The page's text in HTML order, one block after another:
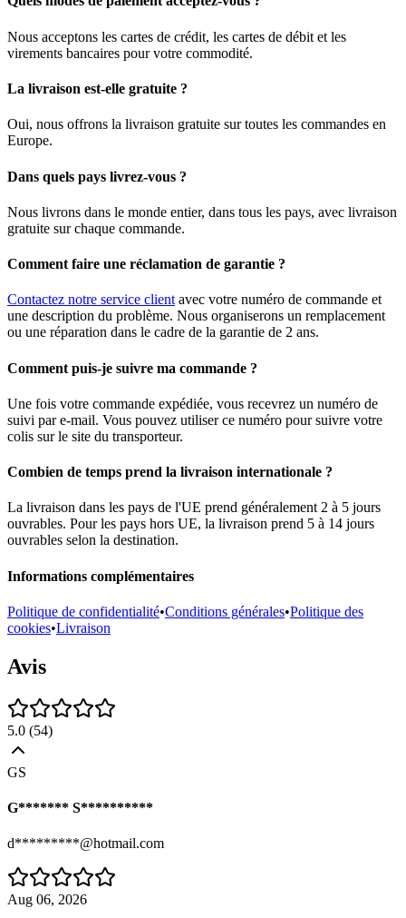
Nous acceptons les cartes de crédit, les cartes de débit et les
virements bancaires pour votre commodité.
La livraison est-elle gratuite ?
Oui, nous offrons la livraison gratuite sur toutes les commandes en
Europe.
Dans quels pays livrez-vous ?
Nous livrons dans le monde entier, dans tous les pays, avec livraison
gratuite sur chaque commande.
Comment faire une réclamation de garantie ?
Contactez notre service client avec votre numéro de commande et
une description du problème. Nous organiserons un remplacement
ou une réparation dans le cadre de la garantie de 2 ans.
Comment puis-je suivre ma commande ?
Une fois votre commande expédiée, vous recevrez un numéro de
suivi par e-mail. Vous pouvez utiliser ce numéro pour suivre votre
colis sur le site du transporteur.
Combien de temps prend la livraison internationale ?
La livraison dans les pays de l'UE prend généralement 2 à 5 jours
ouvrables. Pour les pays hors UE, la livraison prend 5 à 14 jours
ouvrables selon la destination.
Informations complémentaires
Politique de confidentialité•Conditions générales•Politique des
cookies•Livraison
Avis
5.0 (54)
GS
G******* S**********
d*********@hotmail.com
Aug 06, 2026